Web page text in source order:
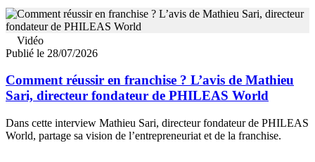
Vidéo
Publié le 28/07/2026
Comment réussir en franchise ? L’avis de Mathieu
Sari, directeur fondateur de PHILEAS World
Dans cette interview Mathieu Sari, directeur fondateur de PHILEAS
World, partage sa vision de l’entrepreneuriat et de la franchise.